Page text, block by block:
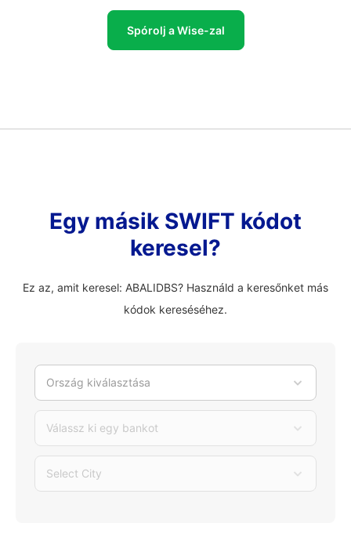
Spórolj a Wise-zal
Egy másik SWIFT kódot
keresel?
Ez az, amit keresel: ABALIDBS? Használd a keresőnket más
kódok kereséséhez.
Ország kiválasztása
Válassz ki egy bankot
Select City